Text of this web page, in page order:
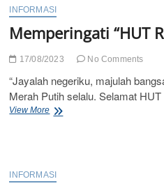
INFORMASI
Memperingati “HUT
17/08/2023 No Comments
“Jayalah negeriku, majulah
Merah Putih selalu. Selamat HUT
View MoreMemperingati
INFORMASI